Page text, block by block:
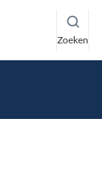
Zoeken